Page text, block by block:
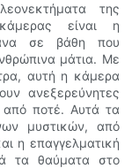
της
είναι η
σε βάθη που
μάτια. Με
αυτή η κάμερα
ανεξερεύνητες
από ποτέ. Αυτά τα
μυστικών, από
η επαγγελματική
τα θαύματα στο